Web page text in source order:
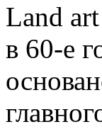
Land
в 60-е